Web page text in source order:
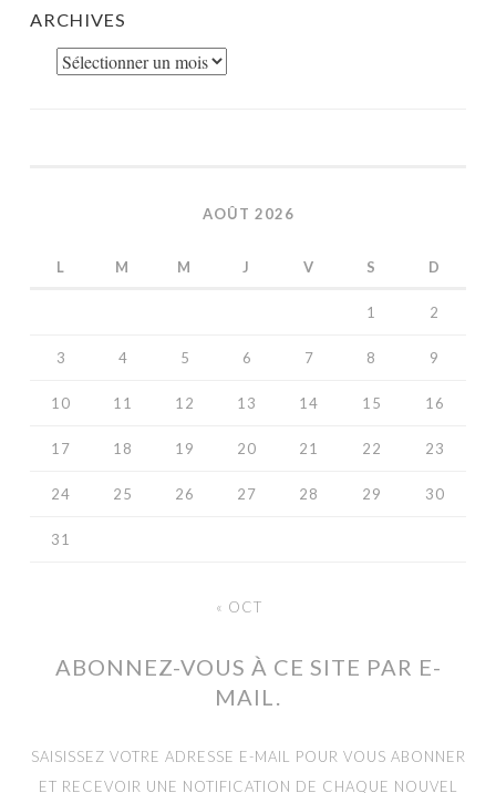
ARCHIVES
Archives
AOÛT 2026
L M M J V S D
1 2
3 4 5 6 7 8 9
10 11 12 13 14 15 16
17 18 19 20 21 22 23
24 25 26 27 28 29 30
31
« OCT
ABONNEZ-VOUS À CE SITE PAR E-
MAIL.
SAISISSEZ VOTRE ADRESSE E-MAIL POUR VOUS ABONNER
ET RECEVOIR UNE NOTIFICATION DE CHAQUE NOUVEL